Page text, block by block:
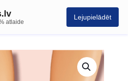
atlaide
Lejupielādēt